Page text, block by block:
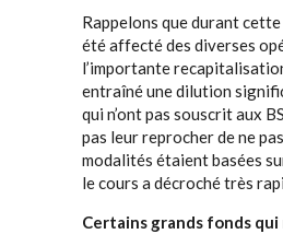
Rappelons que durant
été affecté des diverses
l’importante
entraîné une dilution
qui n’ont pas souscrit aux
pas leur reprocher de ne
modalités étaient basées
le cours a décroché très
Certains grands fonds